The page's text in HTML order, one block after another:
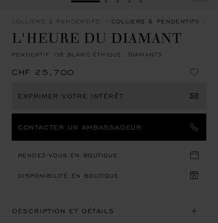
ALLER À LA DIAPOSITIVE 1
ALLER À LA DIAPOSITIVE 2
ALLER À LA
ALLER À LA
ALLER À LA
COLLIERS & PENDENTIFS COLLIERS & PENDENTIFS
L'HEURE DU DIAMANT
PENDENTIF, OR BLANC ÉTHIQUE, DIAMANTS
CHF 25,700
EXPRIMER VOTRE INTÉRÊT
CONTACTER UN AMBASSADEUR
RENDEZ-VOUS EN BOUTIQUE
DISPONIBILITÉ EN BOUTIQUE
DESCRIPTION ET DÉTAILS